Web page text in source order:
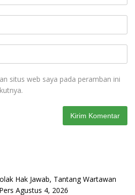
situs web saya pada peramban ini
Hak Jawab, Tantang Wartawan
Agustus 4, 2026